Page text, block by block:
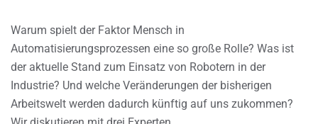
Warum spielt der Faktor Mensch in
Automatisierungsprozessen eine so große Rolle? Was ist
der aktuelle Stand zum Einsatz von Robotern in der
Industrie? Und welche Veränderungen der bisherigen
Arbeitswelt werden dadurch künftig auf uns zukommen?